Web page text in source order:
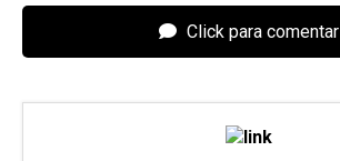
Click para comentar